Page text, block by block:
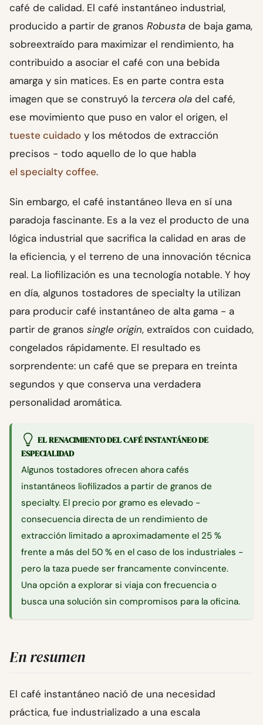
café de calidad. El café instantáneo industrial,
producido a partir de granos Robusta de baja gama,
sobreextraído para maximizar el rendimiento, ha
contribuido a asociar el café con una bebida
amarga y sin matices. Es en parte contra esta
imagen que se construyó la tercera ola del café,
ese movimiento que puso en valor el origen, el
tueste cuidado y los métodos de extracción
precisos - todo aquello de lo que habla
el specialty coffee.
Sin embargo, el café instantáneo lleva en sí una
paradoja fascinante. Es a la vez el producto de una
lógica industrial que sacrifica la calidad en aras de
la eficiencia, y el terreno de una innovación técnica
real. La liofilización es una tecnología notable. Y hoy
en día, algunos tostadores de specialty la utilizan
para producir café instantáneo de alta gama - a
partir de granos single origin, extraídos con cuidado,
congelados rápidamente. El resultado es
sorprendente: un café que se prepara en treinta
segundos y que conserva una verdadera
personalidad aromática.
EL RENACIMIENTO DEL CAFÉ INSTANTÁNEO DE
ESPECIALIDAD
Algunos tostadores ofrecen ahora cafés
instantáneos liofilizados a partir de granos de
specialty. El precio por gramo es elevado -
consecuencia directa de un rendimiento de
extracción limitado a aproximadamente el 25 %
frente a más del 50 % en el caso de los industriales -
pero la taza puede ser francamente convincente.
Una opción a explorar si viaja con frecuencia o
busca una solución sin compromisos para la oficina.
En resumen
El café instantáneo nació de una necesidad
práctica, fue industrializado a una escala